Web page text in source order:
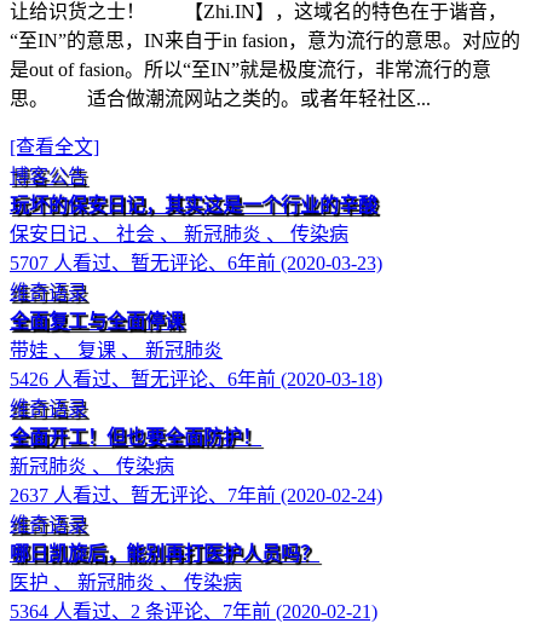
让给识货之士！ 【Zhi.IN】，这域名的特色在于谐音，
“至IN”的意思，IN来自于in fasion，意为流行的意思。对应的
是out of fasion。所以“至IN”就是极度流行，非常流行的意
思。 适合做潮流网站之类的。或者年轻社区...
[查看全文]
博客公告
玩坏的保安日记，其实这是一个行业的辛酸
保安日记 、 社会 、 新冠肺炎 、 传染病
5707 人看过、暂无评论、6年前 (2020-03-23)
维奇语录
全面复工与全面停课
带娃 、 复课 、 新冠肺炎
5426 人看过、暂无评论、6年前 (2020-03-18)
维奇语录
全面开工！但也要全面防护！
新冠肺炎 、 传染病
2637 人看过、暂无评论、7年前 (2020-02-24)
维奇语录
哪日凯旋后，能别再打医护人员吗？
医护 、 新冠肺炎 、 传染病
5364 人看过、2 条评论、7年前 (2020-02-21)